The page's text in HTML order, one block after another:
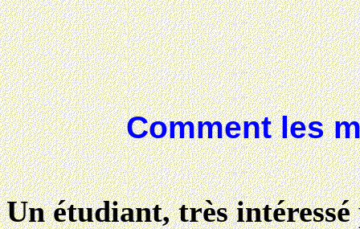
Comment les
Un étudiant, très